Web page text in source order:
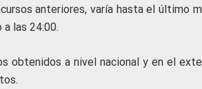
anteriores, varía hasta el último
las 24:00.
obtenidos a nivel nacional y en el